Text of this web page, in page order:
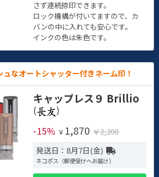
さず連続捺印できます。
ロック機構が付いてますので、カ
バンの中に入れても安心です。
インクの色は朱色です。
ュなオートシャッター付きネーム印！
キャップレス９ Brillio
(
)
-15% ￥ 1,870 ￥2,200
発送日：8月7日(金)
ネコポス（郵便受けへお届け）